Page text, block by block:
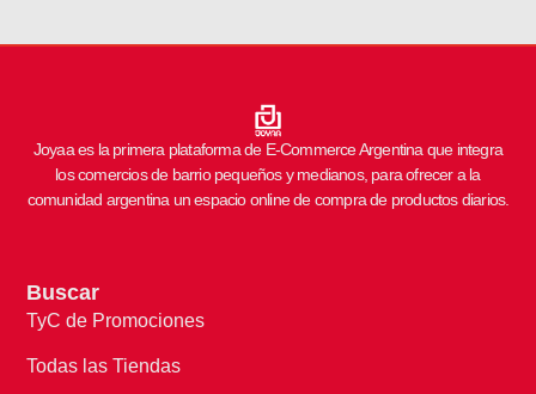
Joyaa es la primera plataforma de E-Commerce Argentina que integra
los comercios de barrio pequeños y medianos, para ofrecer a la
comunidad argentina un espacio online de compra de productos diarios.
Buscar
TyC de Promociones
Todas las Tiendas